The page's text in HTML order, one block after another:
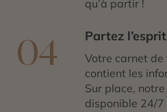
qu’à partir !
04 Partez
Votre carnet
contient les
Sur place,
disponible 24/7